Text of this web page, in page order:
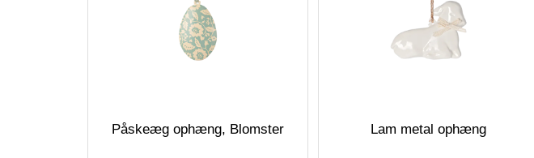
Påskeæg ophæng, Blomster Lam metal ophæng